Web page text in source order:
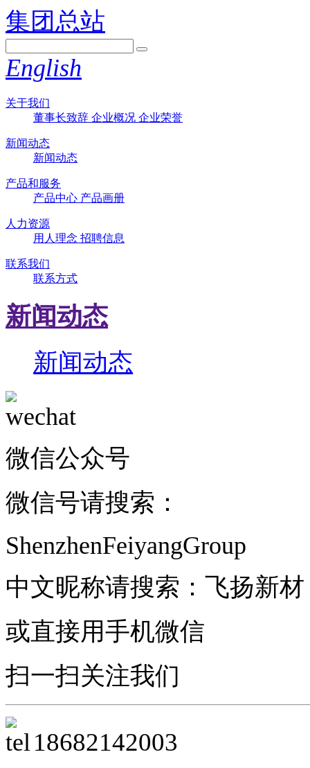
集团总站
English
关于我们
董事长致辞 企业概况 企业荣誉
新闻动态
新闻动态
产品和服务
产品中心 产品画册
人力资源
用人理念 招聘信息
联系我们
联系方式
新闻动态
新闻动态
微信公众号
微信号请搜索：
ShenzhenFeiyangGroup
中文昵称请搜索：飞扬新材
或直接用手机微信
扫一扫关注我们
18682142003